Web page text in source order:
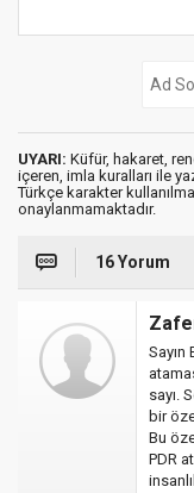
UYARI: Küfür, hakaret,
içeren, imla kuralları ile
Türkçe karakter
onaylanmamaktadır.
16 Yorum
Sayın
sayı.
bir
Bu
PDR